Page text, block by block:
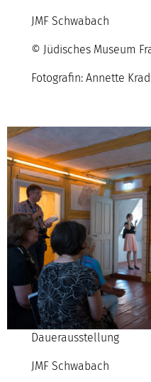
JMF Schwabach
© Jüdisches Museum
Fotografin: Annette
Dauerausstellung
JMF Schwabach